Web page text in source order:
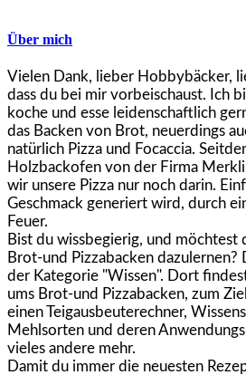
Über mich
Vielen Dank, lieber Hobbybäcker,
dass du bei mir vorbeischaust. Ich
koche und esse leidenschaftlich
das Backen von Brot, neuerdings
natürlich Pizza und Focaccia.
Holzbackofen von der Firma
wir unsere Pizza nur noch darin.
Geschmack generiert wird, durch
Feuer.
Bist du wissbegierig, und möchtest
Brot-und Pizzabacken dazulernen?
der Kategorie "Wissen". Dort
ums Brot-und Pizzabacken, zum
einen Teigausbeuterechner,
Mehlsorten und deren
vieles andere mehr.
Damit du immer die neuesten